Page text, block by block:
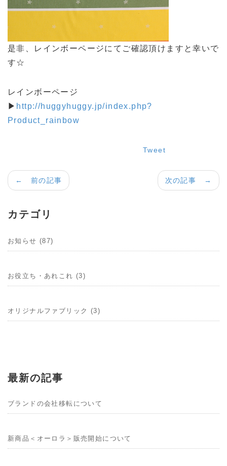
是非、レインボーページにてご確認頂けますと幸いで
す☆
レインボーページ
▶ http://huggyhuggy.jp/index.php?
Product_rainbow
Tweet
次の記事 →
← 前の記事
カテゴリ
お知らせ (87)
お役立ち・あれこれ (3)
オリジナルファブリック (3)
最新の記事
ブランドの会社移転について
新商品＜オーロラ＞販売開始について